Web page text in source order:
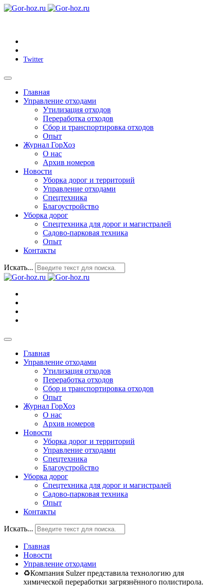
Twitter
Главная
Управление отходами
Утилизация отходов
Переработка отходов
Сбор и транспортировка отходов
Опыт
Журнал ГорХоз
О нас
Архив номеров
Новости
Уборка дорог и территорий
Управление отходами
Спецтехника
Благоустройство
Уборка дорог
Спецтехника для дорог и магистралей
Садово-парковая техника
Опыт
Контакты
Искать...
Главная
Управление отходами
Утилизация отходов
Переработка отходов
Сбор и транспортировка отходов
Опыт
Журнал ГорХоз
О нас
Архив номеров
Новости
Уборка дорог и территорий
Управление отходами
Спецтехника
Благоустройство
Уборка дорог
Спецтехника для дорог и магистралей
Садово-парковая техника
Опыт
Контакты
Искать...
Главная
Новости
Управление отходами
♻Компания Sulzer представила технологию для
химической переработки загрязнённого полистирола.